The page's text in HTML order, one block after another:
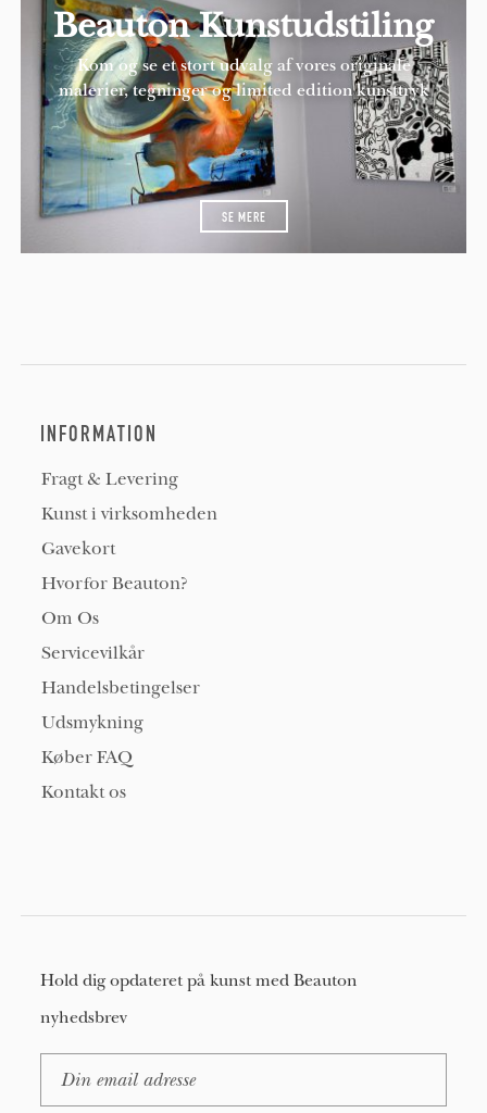
Beauton Kunstudstiling
Kom og se et stort udvalg af vores originale
malerier, tegninger og limited edition kunsttryk
SE MERE
INFORMATION
Fragt & Levering
Kunst i virksomheden
Gavekort
Hvorfor Beauton?
Om Os
Servicevilkår
Handelsbetingelser
Udsmykning
Køber FAQ
Kontakt os
Hold dig opdateret på kunst med Beauton
nyhedsbrev